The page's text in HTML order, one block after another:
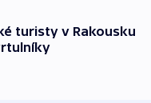
turisty v Rakousku